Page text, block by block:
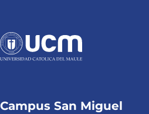
Campus San Miguel